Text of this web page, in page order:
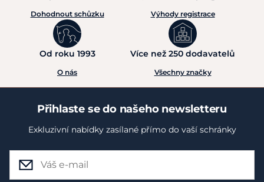
Dohodnout schůzku Výhody registrace
Od roku 1993
O nás
Více než 250 dodavatelů
Všechny značky
Přihlaste se do našeho newsletteru
Exkluzivní nabídky zasílané přímo do vaší schránky